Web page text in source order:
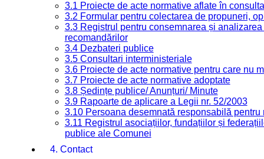
3.1 Proiecte de acte normative aflate în
3.2 Formular pentru colectarea de propuneri,
3.3 Registrul pentru consemnarea și
recomandărilor
3.4 Dezbateri publice
3.5 Consultari interministeriale
3.6 Proiecte de acte normative pentru care nu
3.7 Proiecte de acte normative adoptate
3.8 Ședințe publice/ Anunțuri/ Minute
3.9 Rapoarte de aplicare a Legii nr. 52/2003
3.10 Persoana desemnată responsabilă
3.11 Registrul asociațiilor, fundațiilor și
publice ale Comunei
4. Contact